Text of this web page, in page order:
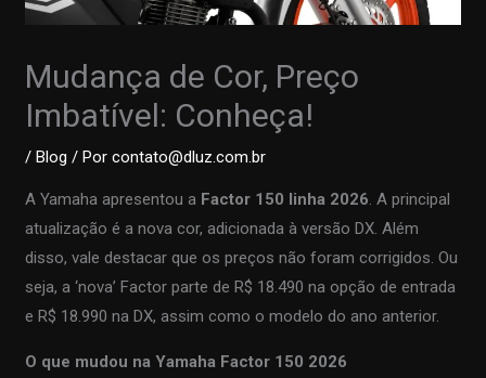
Mudança de Cor, Preço
Imbatível: Conheça!
/ Blog / Porcontato@dluz.com.br
A Yamaha apresentou a Factor 150 linha 2026. A principal
atualização é a nova cor, adicionada à versão DX. Além
disso, vale destacar que os preços não foram corrigidos. Ou
seja, a ‘nova’ Factor parte de R$ 18.490 na opção de entrada
e R$ 18.990 na DX, assim como o modelo do ano anterior.
O que mudou na Yamaha Factor 150 2026